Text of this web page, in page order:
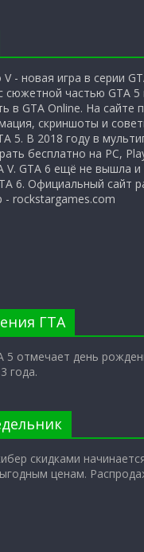
- новая игра в серии
сюжетной частью GTA 5
в GTA Online. На сайте
скриншоты и
5. В 2018 году в
бесплатно на PC,
V. GTA 6 ещё не вышла и
6. Официальный сайт
- rockstargames.com
ГТА
5 отмечает день
года.
скидками
ценам.